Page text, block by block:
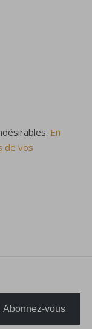
En
de vos
Abonnez-vous